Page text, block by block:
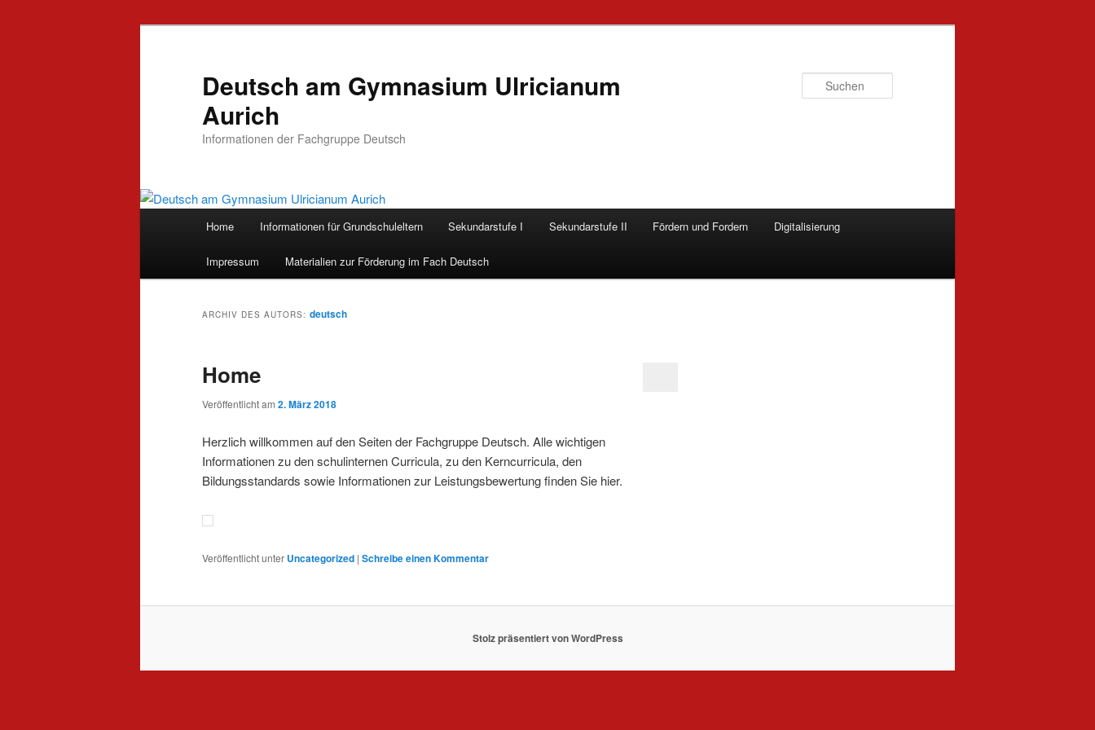
Deutsch am Gymnasium Ulricianum
Aurich
Informationen der Fachgruppe Deutsch
Home Informationen für Grundschuleltern Sekundarstufe I Sekundarstufe II Fördern und Fordern Digitalisierung
Impressum Materialien zur Förderung im Fach Deutsch
ARCHIV DES AUTORS: deutsch
Home
Veröffentlicht am 2. März 2018
Herzlich willkommen auf den Seiten der Fachgruppe Deutsch. Alle wichtigen
Informationen zu den schulinternen Curricula, zu den Kerncurricula, den
Bildungsstandards sowie Informationen zur Leistungsbewertung finden Sie hier.
Veröffentlicht unter Uncategorized | Schreibe einen Kommentar
Stolz präsentiert von WordPress